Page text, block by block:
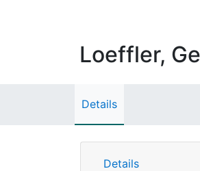
Loeffler,
Details
Details